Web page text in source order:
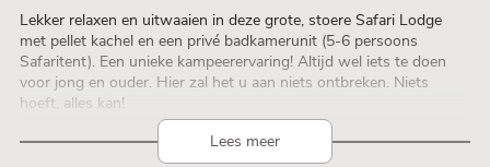
Lekker relaxen en uitwaaien in deze grote, stoere Safari Lodge
met pellet kachel en een privé badkamerunit (5-6 persoons
Safaritent). Een unieke kampeerervaring! Altijd wel iets te doen
voor jong en ouder. Hier zal het u aan niets ontbreken. Niets
hoeft, alles kan!
Lees meer